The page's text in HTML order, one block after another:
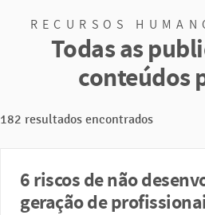
RECURSOS
Todas as
conteúdos
182 resultados encontrados
6 riscos de não
geração de